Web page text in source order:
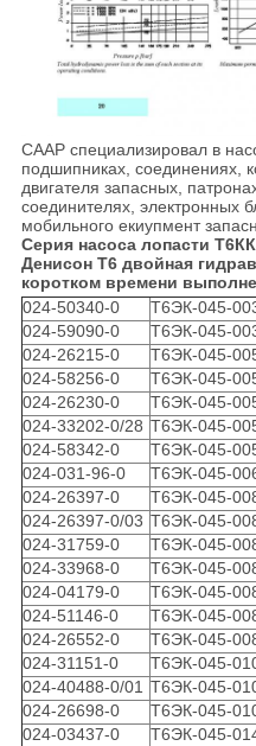
СААР специализировал в
подшипниках, соединениях,
двигателя запасных,
соединителях, электронных
мобильного екиупмент
Серия насоса лопасти
Денисон Т6 двойная
коротком времени
024-50340-0
Т6ЭК-045-
024-59090-0
Т6ЭК-045-
024-26215-0
Т6ЭК-045-
024-58256-0
Т6ЭК-045-
024-26230-0
Т6ЭК-045-
024-33202-0/28 Т6ЭК-045-
024-58342-0
Т6ЭК-045-
024-031-96-0
Т6ЭК-045-
024-26397-0
Т6ЭК-045-
024-26397-0/03 Т6ЭК-045-
024-31759-0
Т6ЭК-045-
024-33968-0
Т6ЭК-045-
024-04179-0
Т6ЭК-045-
024-51146-0
Т6ЭК-045-
024-26552-0
Т6ЭК-045-
024-31151-0
Т6ЭК-045-
024-40488-0/01 Т6ЭК-045-
024-26698-0
Т6ЭК-045-
024-03437-0
Т6ЭК-045-